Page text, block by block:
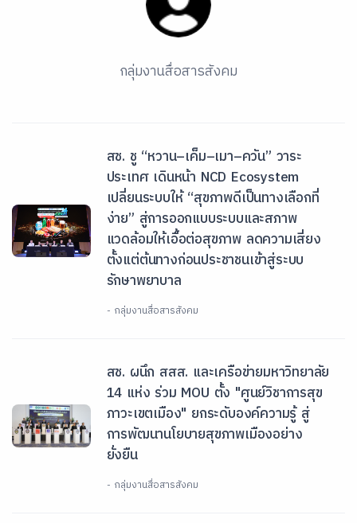
กลุ่มงานสื่อสารสังคม
สช. ชู “หวาน–เค็ม–เมา–ควัน” วาระ
ประเทศ เดินหน้า NCD Ecosystem
เปลี่ยนระบบให้ “สุขภาพดีเป็นทางเลือกที่
ง่าย” สู่การออกแบบระบบและสภาพ
แวดล้อมให้เอื้อต่อสุขภาพ ลดความเสี่ยง
ตั้งแต่ต้นทางก่อนประชาชนเข้าสู่ระบบ
รักษาพยาบาล
- กลุ่มงานสื่อสารสังคม
สช. ผนึก สสส. และเครือข่ายมหาวิทยาลัย
14 แห่ง ร่วม MOU ตั้ง "ศูนย์วิชาการสุข
ภาวะเขตเมือง" ยกระดับองค์ความรู้ สู่
การพัฒนานโยบายสุขภาพเมืองอย่าง
ยั่งยืน
- กลุ่มงานสื่อสารสังคม